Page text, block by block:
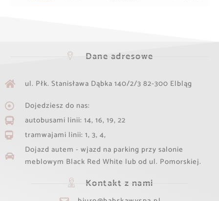
Dane adresowe
ul. Płk. Stanisława Dąbka 140/2/3 82-300 Elbląg​
Dojedziesz do nas:
autobusami linii: 14, 16, 19, 22
tramwajami linii: 1, 3, 4,
Dojazd autem - wjazd na parking przy salonie
meblowym Black Red White lub od ul. Pomorskiej.
Kontakt z nami